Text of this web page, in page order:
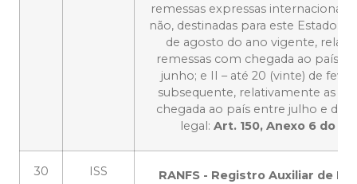
remessas expressas
não, destinadas para este Estado: I
de agosto do ano vigente,
remessas com chegada ao país
junho; e II – até 20 (vinte) de
subsequente, relativamente as
chegada ao país entre julho e
legal: Art. 150, Anexo 6 do
30 ISS
RANFS - Registro Auxiliar de